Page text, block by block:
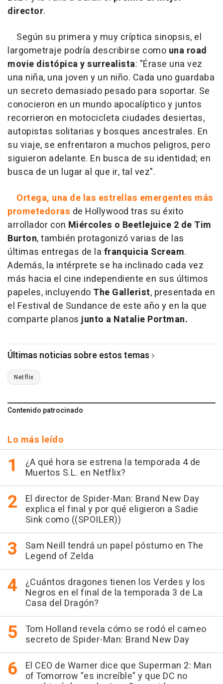
director.
Según su primera y muy críptica sinopsis, el
largometraje podría describirse como una road
movie distópica y surrealista: "Érase una vez
una niña, una joven y un niño. Cada uno guardaba
un secreto demasiado pesado para soportar. Se
conocieron en un mundo apocalíptico y juntos
recorrieron en motocicleta ciudades desiertas,
autopistas solitarias y bosques ancestrales. En
su viaje, se enfrentaron a muchos peligros, pero
siguieron adelante. En busca de su identidad; en
busca de un lugar al que ir, tal vez".
Ortega, una de las estrellas emergentes más
prometedoras de Hollywood tras su éxito
arrollador con Miércoles o Beetlejuice 2 de Tim
Burton, también protagonizó varias de las
últimas entregas de la franquicia Scream.
Además, la intérprete se ha inclinado cada vez
más hacia el cine independiente en sus últimos
papeles, incluyendo The Gallerist, presentada en
el Festival de Sundance de este año y en la que
comparte planosjunto a Natalie Portman.
Últimas noticias sobre estos temas
Netflix
Contenido patrocinado
Lo más leído
¿A qué hora se estrena la temporada 4 de
Muertos S.L. en Netflix?
El director de Spider-Man: Brand New Day
explica el final y por qué eligieron a Sadie
Sink como ((SPOILER))
Sam Neill tendrá un papel póstumo en The
Legend of Zelda
¿Cuántos dragones tienen los Verdes y los
Negros en el final de la temporada 3 de La
Casa del Dragón?
Tom Holland revela cómo se rodó el cameo
secreto de Spider-Man: Brand New Day
El CEO de Warner dice que Superman 2: Man
of Tomorrow "es increíble" y que DC no